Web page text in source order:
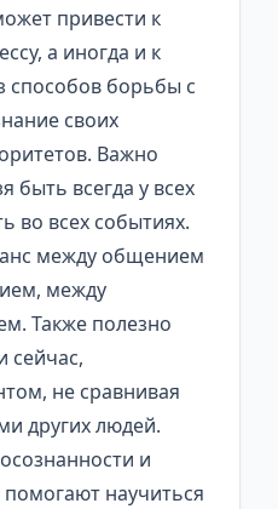
привести к
а иногда и к
способов борьбы с
своих
Важно
быть всегда у всех
во всех событиях.
между общением
между
Также полезно
сейчас,
не сравнивая
других людей.
и
научиться